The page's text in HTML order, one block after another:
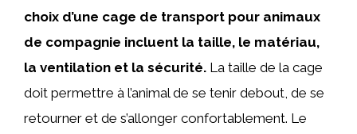
choix d’une cage de transport pour animaux
de compagnie incluent la taille, le matériau,
la ventilation et la sécurité. La taille de la cage
doit permettre à l’animal de se tenir debout, de se
retourner et de s’allonger confortablement. Le